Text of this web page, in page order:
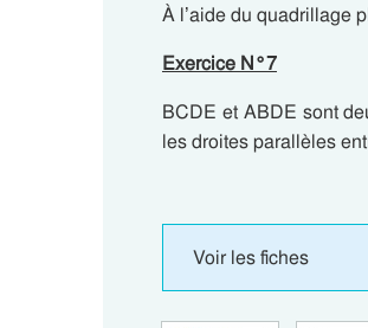
À l’aide du quadrillage
Exercice N°7
BCDE et ABDE sont
les droites parallèles
Voir les fiches